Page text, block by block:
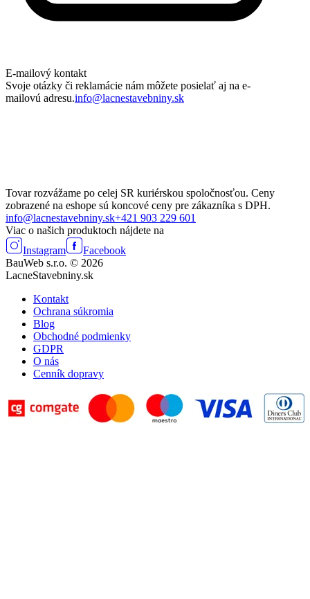
E-mailový kontakt
Svoje otázky či reklamácie nám môžete posielať aj na e-
mailovú adresu.info@lacnestavebniny.sk
Tovar rozvážame po celej SR kuriérskou spoločnosťou. Ceny
zobrazené na eshope sú koncové ceny pre zákazníka s DPH.
info@lacnestavebniny.sk+421 903 229 601
Viac o našich produktoch nájdete na
Instagram
Facebook
BauWeb s.r.o. © 2026
LacneStavebniny.sk
Kontakt
Ochrana súkromia
Blog
Obchodné podmienky
GDPR
O nás
Cenník dopravy